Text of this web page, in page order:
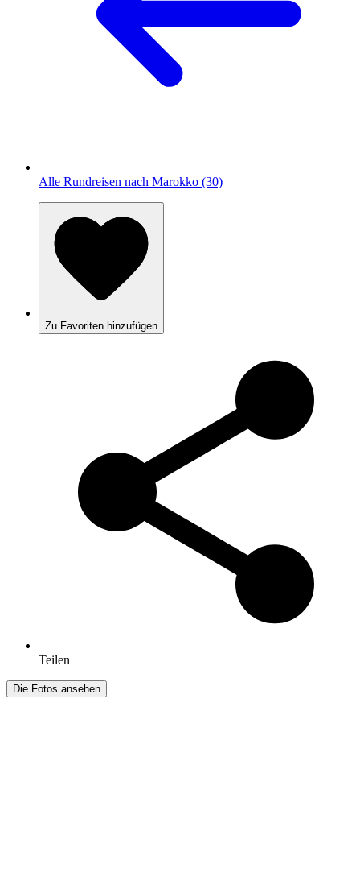
Alle Rundreisen nach Marokko (30)
Zu Favoriten hinzufügen
Teilen
Die Fotos ansehen